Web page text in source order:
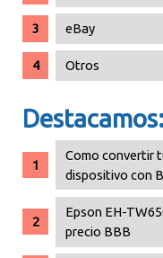
eBay
Otros
Como convertir
dispositivo con
Epson EH-
precio BBB